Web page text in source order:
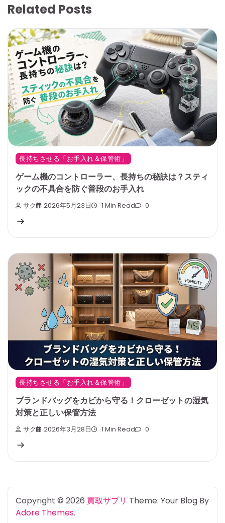
Related Posts
長持ちさせる「お手入れ＆保管術」
ゲーム機のコントローラー、長持ちの秘訣は？スティ
ックの不具合を防ぐ普段のお手入れ
サク 2026年5月23日 1 Min Read 0
長持ちさせる「お手入れ＆保管術」
ブランドバッグをカビから守る！クローゼットの湿気
対策と正しい保管方法
サク 2026年3月28日 1 Min Read 0
Copyright © 2026 買取サプリ Theme: Your Blog By
Adore Themes.